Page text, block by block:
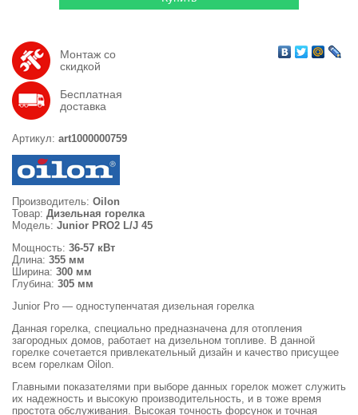
Монтаж со
скидкой
Бесплатная
доставка
Артикул: art1000000759
Производитель: Oilon
Товар: Дизельная горелка
Модель: Junior PRO2 L/J 45
Мощность: 36-57 кВт
Длина: 355 мм
Ширина: 300 мм
Глубина: 305 мм
Junior Pro — одноступенчатая дизельная горелка
Данная горелка, специально предназначена для отопления
загородных домов, работает на дизельном топливе. В данной
горелке сочетается привлекательный дизайн и качество присущее
всем горелкам Oilon.
Главными показателями при выборе данных горелок может служить
их надежность и высокую производительность, и в тоже время
простота обслуживания. Высокая точность форсунок и точная